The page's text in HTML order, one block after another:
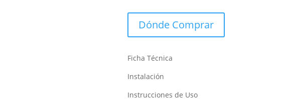
Dónde Comprar
Ficha Técnica
Instalación
Instrucciones de Uso